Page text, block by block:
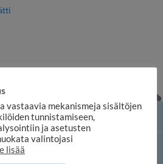
verkkokauppa
vastaavia mekanismeja sisältöjen
tunnistamiseen,
ja asetusten
valintojasi
lisää